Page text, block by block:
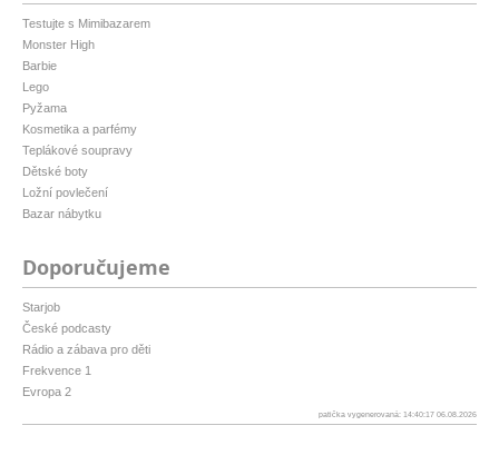
Testujte s Mimibazarem
Monster High
Barbie
Lego
Pyžama
Kosmetika a parfémy
Teplákové soupravy
Dětské boty
Ložní povlečení
Bazar nábytku
Doporučujeme
Starjob
České podcasty
Rádio a zábava pro děti
Frekvence 1
Evropa 2
patička vygenerovaná: 14:40:17 06.08.2026